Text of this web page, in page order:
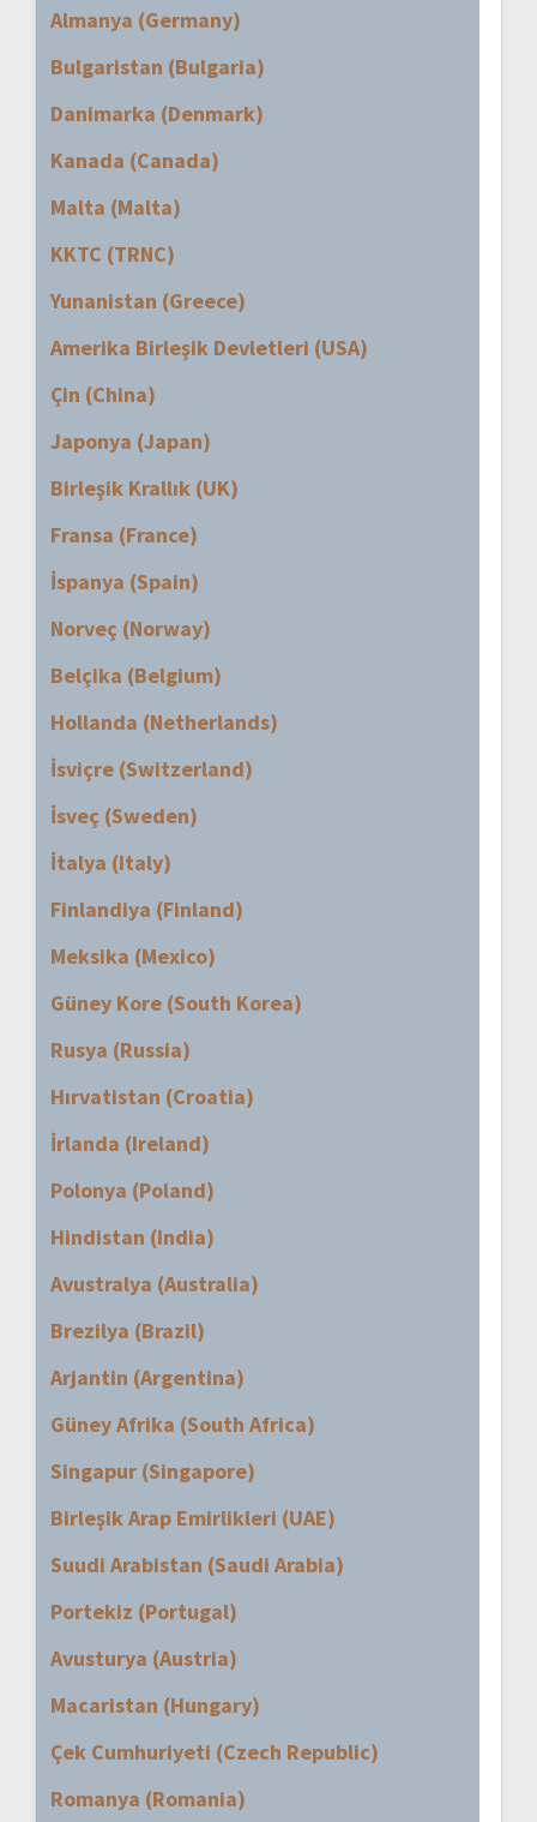
Almanya (Germany)
Bulgaristan (Bulgaria)
Danimarka (Denmark)
Kanada (Canada)
Malta (Malta)
KKTC (TRNC)
Yunanistan (Greece)
Amerika Birleşik Devletleri (USA)
Çin (China)
Japonya (Japan)
Birleşik Krallık (UK)
Fransa (France)
İspanya (Spain)
Norveç (Norway)
Belçika (Belgium)
Hollanda (Netherlands)
İsviçre (Switzerland)
İsveç (Sweden)
İtalya (Italy)
Finlandiya (Finland)
Meksika (Mexico)
Güney Kore (South Korea)
Rusya (Russia)
Hırvatistan (Croatia)
İrlanda (Ireland)
Polonya (Poland)
Hindistan (India)
Avustralya (Australia)
Brezilya (Brazil)
Arjantin (Argentina)
Güney Afrika (South Africa)
Singapur (Singapore)
Birleşik Arap Emirlikleri (UAE)
Suudi Arabistan (Saudi Arabia)
Portekiz (Portugal)
Avusturya (Austria)
Macaristan (Hungary)
Çek Cumhuriyeti (Czech Republic)
Romanya (Romania)